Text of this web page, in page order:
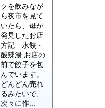
クを飲みなが
ら夜市を見て
いたら、母が
発見したお店
方記 水餃・
酸辣湯 お店の
前で餃子を包
んでいます。
どんどん売れ
るみたいで、
次々に作...